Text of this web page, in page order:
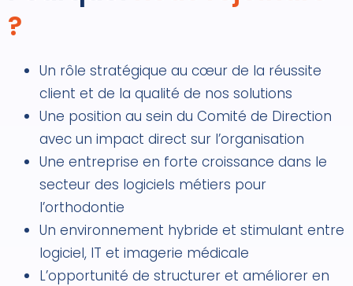
?
Un rôle stratégique au cœur de la réussite
client et de la qualité de nos solutions
Une position au sein du Comité de Direction
avec un impact direct sur l’organisation
Une entreprise en forte croissance dans le
secteur des logiciels métiers pour
l’orthodontie
Un environnement hybride et stimulant entre
logiciel, IT et imagerie médicale
L’opportunité de structurer et améliorer en